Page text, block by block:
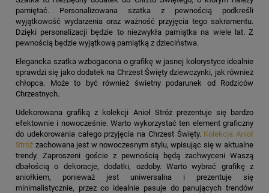
pamiętać. Personalizowana szatka z pewnością podkreśli
wyjątkowość wydarzenia oraz ważność przyjęcia tego sakramentu.
Dzięki personalizacji będzie to niezwykła pamiątka na wiele lat. Z
pewnością będzie wyjątkową pamiątką z dzieciństwa.
Elegancka szatka wzbogacona o grafikę w jasnej kolorystyce idealnie
sprawdzi się jako dodatek na Chrzest Święty dziewczynki, jak również
chłopca. Może to być również świetny podarunek od Rodziców
Chrzestnych.
Udekorowana grafiką z kolekcji Anioł Stróż prezentuje się bardzo
efektownie i nowocześnie. Warto wykorzystać ten element graficzny
do udekorowania całego przyjęcia na Chrzest Święty. Kolekcja Anioł
Stróż zachowana jest w nowoczesnym stylu, wpisując się w aktualne
trendy. Zaproszeni goście z pewnością będą zachwyceni Waszą
dbałością o dekoracje, dodatki, ozdoby. Warto wybrać grafikę z
aniołkiem, ponieważ jest uniwersalna i prezentuje się
minimalistycznie, przez co idealnie pasuje do panujących trendów